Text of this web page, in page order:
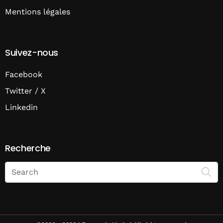
Mentions légales
Suivez-nous
Facebook
Twitter / X
Linkedin
Recherche
Search
on
Economie